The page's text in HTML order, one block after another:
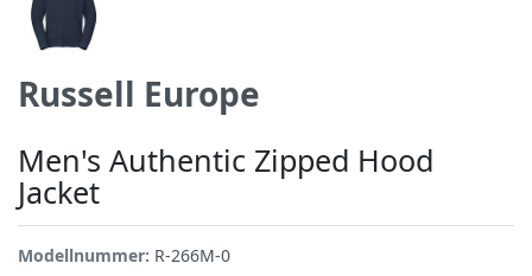
Russell Europe
Men's Authentic Zipped Hood
Jacket
Modellnummer: R-266M-0